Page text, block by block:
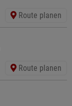
Route planen
Route planen